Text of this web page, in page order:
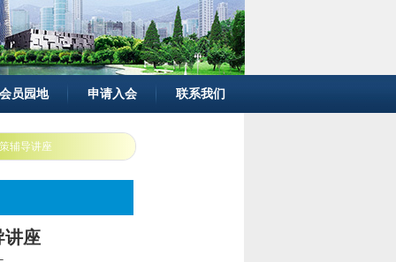
员园地 申请入会 联系我们
辅导讲座
讲座